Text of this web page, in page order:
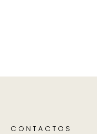
CONTACTOS